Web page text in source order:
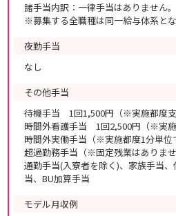
諸手当内訳：一律手当はありません。
※募集する全職種は同一給与体系とな
夜勤手当
なし
その他手当
待機手当 1回1,500円（※実施都度支
時間外看護手当 1回2,500円（※実施
時間外実働手当（※実施都度1分単位
超過勤務手当（※固定残業はありませ
通勤手当(入寮者を除く)、家族手当
当、BU加算手当
モデル月収例